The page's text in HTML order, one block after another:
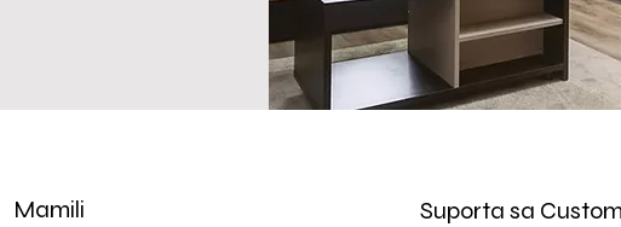
Mamili Suporta sa